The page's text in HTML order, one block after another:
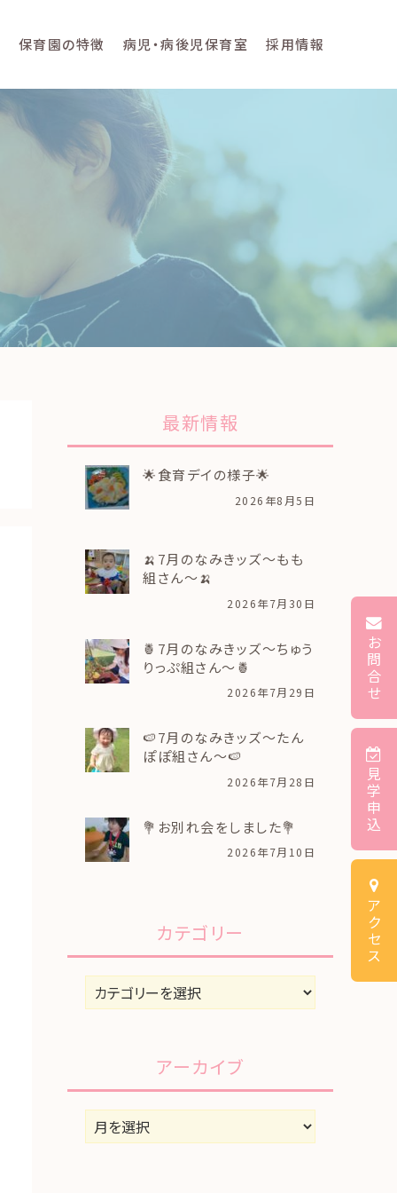
お
問
合
せ
見
学
申
込
ア
ク
セ
ス
保育園の特徴 病児・病後児保育室 採用情報
最新情報
🌟食育デイの様子🌟
2026年8月5日
🍌7月のなみきッズ～もも
組さん～🍌
2026年7月30日
🍍7月のなみきッズ～ちゅう
りっぷ組さん～🍍
2026年7月29日
🍉7月のなみきッズ～たん
ぽぽ組さん～🍉
2026年7月28日
💐お別れ会をしました💐
2026年7月10日
カテゴリー
カ
テ
アーカイブ
ア
ー